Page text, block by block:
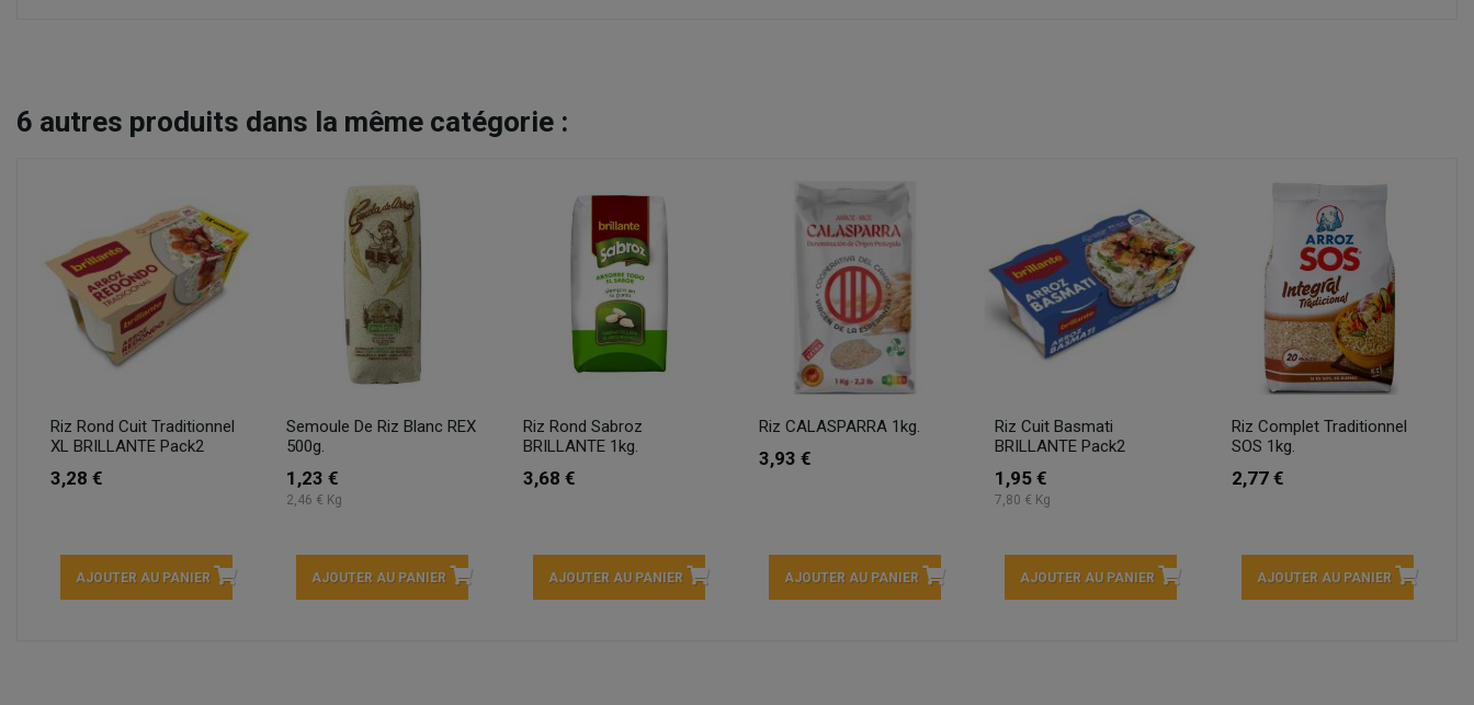
6 autres produits dans la même catégorie :
Riz Rond Cuit Traditionnel
XL BRILLANTE Pack2
3,28 €
AJOUTER AU PANIER
Semoule De Riz Blanc REX
500g.
1,23 €
2,46 € Kg
AJOUTER AU PANIER
Riz Rond Sabroz
BRILLANTE 1kg.
3,68 €
AJOUTER AU PANIER
Riz CALASPARRA 1kg.
3,93 €
AJOUTER AU PANIER
Riz Cuit Basmati
BRILLANTE Pack2
1,95 €
7,80 € Kg
AJOUTER AU PANIER
Riz Complet Traditionnel
SOS 1kg.
2,77 €
AJOUTER AU PANIER